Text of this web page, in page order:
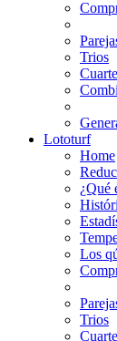
Trios
Lototurf
Home
¿Qué
Los
Trios